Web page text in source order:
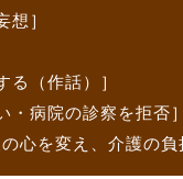
想］
る（作話）］
・病院の診察を拒否］
心を変え、介護の負